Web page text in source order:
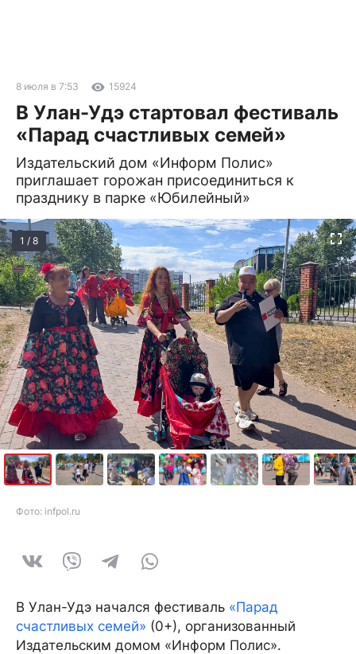
8 июля в 7:53 15924
В Улан-Удэ стартовал фестиваль
«Парад счастливых семей»
Издательский дом «Информ Полис»
приглашает горожан присоединиться к
празднику в парке «Юбилейный»
1 / 8
Фото: infpol.ru
В Улан-Удэ начался фестиваль «Парад
счастливых семей» (0+), организованный
Издательским домом «Информ Полис».